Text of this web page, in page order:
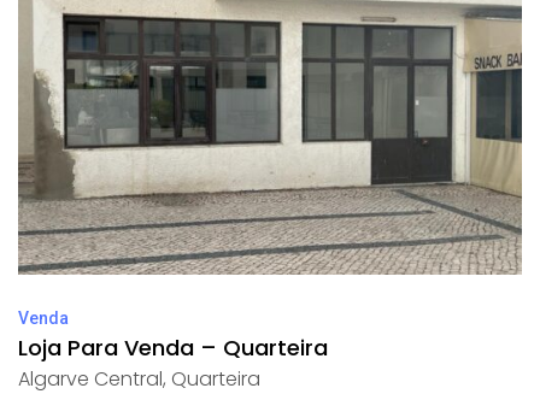
Venda
Loja Para Venda – Quarteira
Algarve Central, Quarteira